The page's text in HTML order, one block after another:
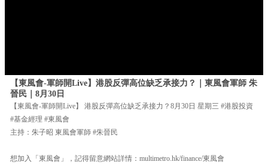
【東風會-軍師開Live】港股反彈高位缺乏承接力？｜東風會軍師 朱
晉民｜8月30日
【東風會-軍師開Live】 港股反彈高位缺乏承接力？8月30日 星期三 #港股投資
#基金經理 #東風會
主持：朱子昭 東風會軍師 #朱晉民
想加入「東風會」，記得留意網站詳情：multimetro.hk/finance/東風會